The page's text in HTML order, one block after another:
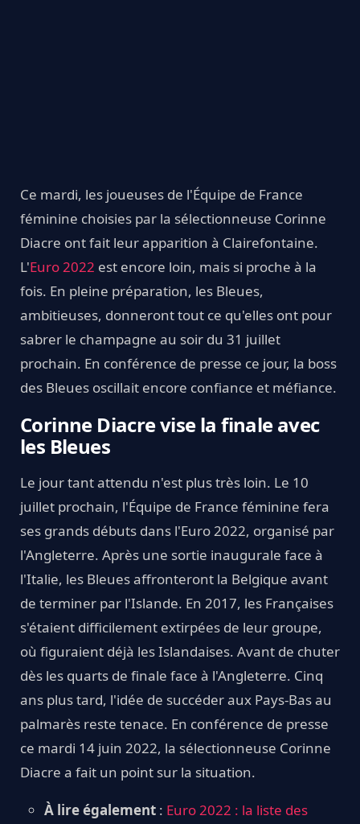
Ce mardi, les joueuses de l'Équipe de France
féminine choisies par la sélectionneuse Corinne
Diacre ont fait leur apparition à Clairefontaine.
L'Euro 2022 est encore loin, mais si proche à la
fois. En pleine préparation, les Bleues,
ambitieuses, donneront tout ce qu'elles ont pour
sabrer le champagne au soir du 31 juillet
prochain. En conférence de presse ce jour, la boss
des Bleues oscillait encore confiance et méfiance.
Corinne Diacre vise la finale avec
les Bleues
Le jour tant attendu n'est plus très loin. Le 10
juillet prochain, l'Équipe de France féminine fera
ses grands débuts dans l'Euro 2022, organisé par
l'Angleterre. Après une sortie inaugurale face à
l'Italie, les Bleues affronteront la Belgique avant
de terminer par l'Islande. En 2017, les Françaises
s'étaient difficilement extirpées de leur groupe,
où figuraient déjà les Islandaises. Avant de chuter
dès les quarts de finale face à l'Angleterre. Cinq
ans plus tard, l'idée de succéder aux Pays-Bas au
palmarès reste tenace. En conférence de presse
ce mardi 14 juin 2022, la sélectionneuse Corinne
Diacre a fait un point sur la situation.
À lire également : Euro 2022 : la liste des